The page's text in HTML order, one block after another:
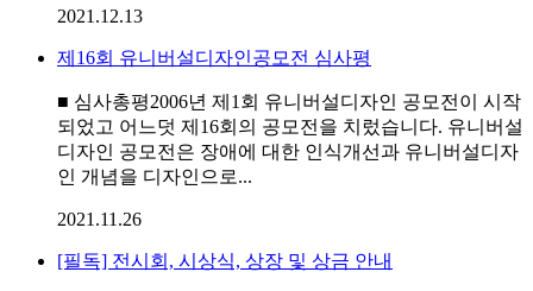
2021.12.13
제16회 유니버설디자인공모전 심사평
■ 심사총평2006년 제1회 유니버설디자인 공모전이 시작
되었고 어느덧 제16회의 공모전을 치렀습니다. 유니버설
디자인 공모전은 장애에 대한 인식개선과 유니버설디자
인 개념을 디자인으로...
2021.11.26
[필독] 전시회, 시상식, 상장 및 상금 안내